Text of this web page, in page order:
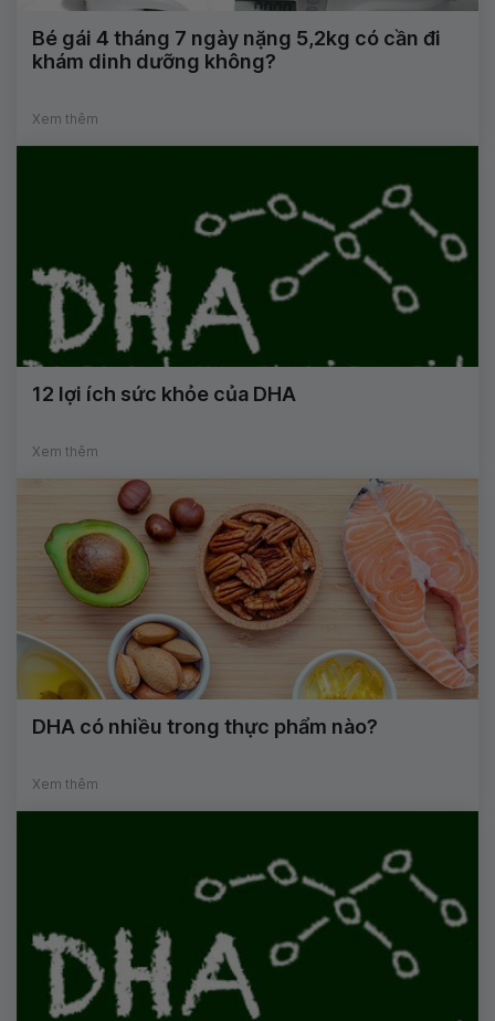
Bé gái 4 tháng 7 ngày nặng 5,2kg có cần đi
khám dinh dưỡng không?
Xem thêm
12 lợi ích sức khỏe của DHA
Xem thêm
DHA có nhiều trong thực phẩm nào?
Xem thêm